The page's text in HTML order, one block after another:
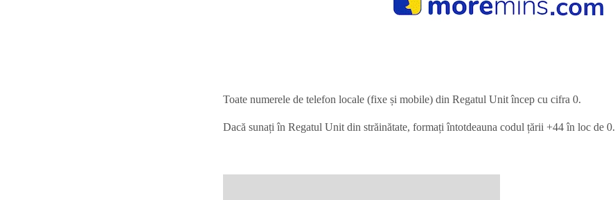
Toate numerele de telefon locale (fixe și mobile) din Regatul Unit încep cu cifra 0.
Dacă sunați în Regatul Unit din străinătate, formați întotdeauna codul țării +44 în loc de 0.